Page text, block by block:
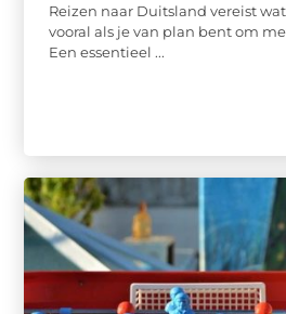
Reizen naar Duitsland vereist
vooral als je van plan bent om
Een essentieel ...